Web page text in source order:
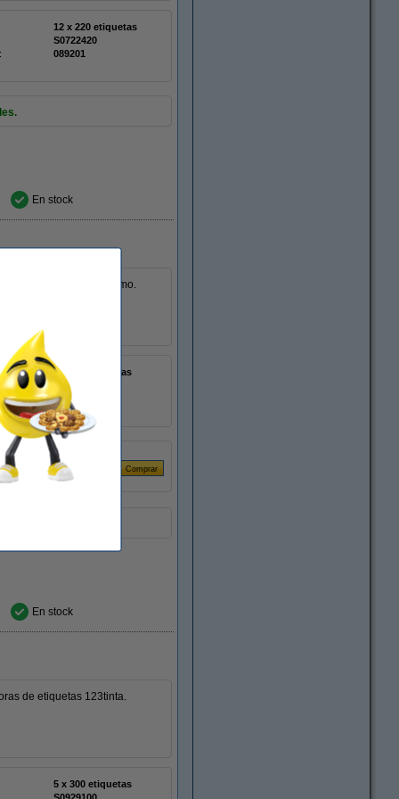
12 x 220 etiquetas
S0722420
089201
En stock
para etiquetadoras Dymo.
1 x 300 etiquetas
S0929100
089205
En stock
de etiquetas 123tinta.
5 x 300 etiquetas